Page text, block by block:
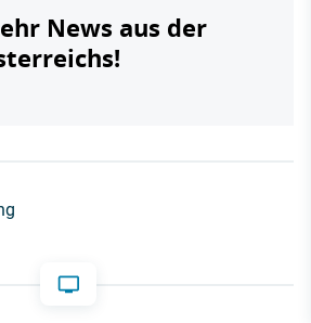
News aus der